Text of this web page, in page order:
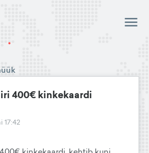
400€ kinkekaardi
17:42